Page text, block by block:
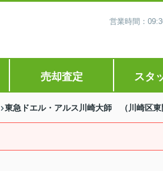
営業時間：
売却査定 スタ
東急ドエル・アルス川崎大師 （川崎区東